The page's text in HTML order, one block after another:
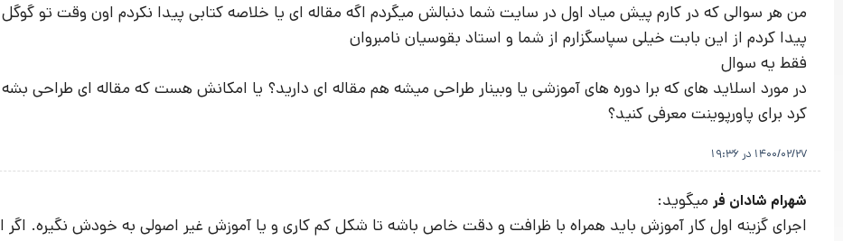
پیدا کردم از این بابت خیلی سپاسگزارم از شما و استاد بقوسیان نامبروان
فقط یه سوال
در مورد اسلاید های که برا دوره های آموزشی یا وبینار طراحی میشه هم مقاله ای دارید؟ یا امکانش هست که مقاله ای طراحی
کرد برای پاورپوینت معرفی کنید؟
1400/02/27 در 19:36
شهرام شادان فر میگوید:
اجرای گزینه اول کار آموزش باید همراه با ظرافت و دقت خاص باشه تا شکل کم کاری و یا آموزش غیر اصولی به خودش